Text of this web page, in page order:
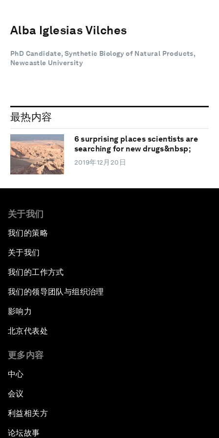
Alba Iglesias Vilches
PhD Candidate, Synthetic Biology of Natural Products,
Newcastle University
最热内容
6 surprising places scientists are
searching for new drugs&nbsp;
2019年12月20日
关于我们
我们的策略
关于我们
我们的工作方式
我们的领导团队与组织治理
影响力
北京代表处
更多内容
中心
会议
利益相关方
论坛故事